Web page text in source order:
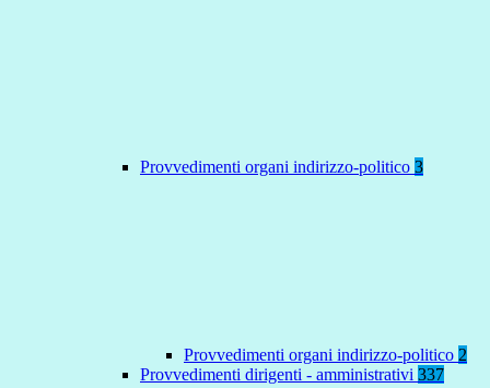
Provvedimenti organi indirizzo-politico 3
Provvedimenti organi indirizzo-politico 2
Provvedimenti dirigenti - amministrativi 337